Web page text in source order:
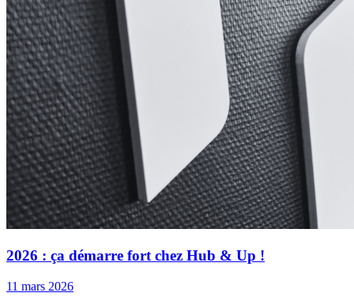
2026 : ça démarre fort chez Hub & Up !
11 mars 2026